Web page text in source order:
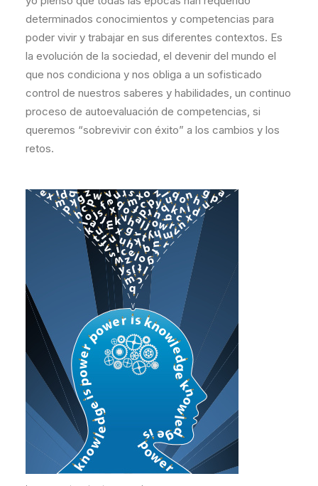
determinados conocimientos y competencias para
poder vivir y trabajar en sus diferentes contextos. Es
la evolución de la sociedad, el devenir del mundo el
que nos condiciona y nos obliga a un sofisticado
control de nuestros saberes y habilidades, un continuo
proceso de autoevaluación de competencias, si
queremos “sobrevivir con éxito” a los cambios y los
retos.